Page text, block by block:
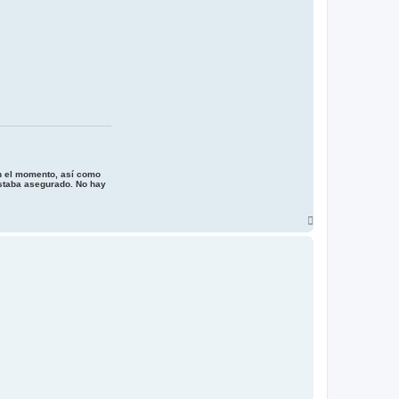
el momento, así como
asegurado. No hay
r